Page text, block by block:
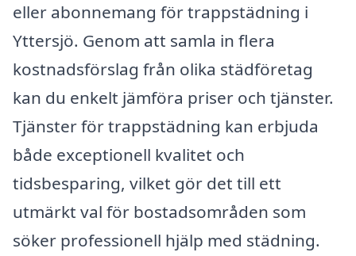
eller abonnemang för trappstädning i
Yttersjö. Genom att samla in flera
kostnadsförslag från olika städföretag
kan du enkelt jämföra priser och tjänster.
Tjänster för trappstädning kan erbjuda
både exceptionell kvalitet och
tidsbesparing, vilket gör det till ett
utmärkt val för bostadsområden som
söker professionell hjälp med städning.